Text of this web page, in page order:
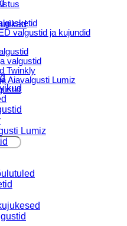
valgustid ja kujundid
valgustid
Twinkly
Aiavalgusti Lumiz
Lumiz